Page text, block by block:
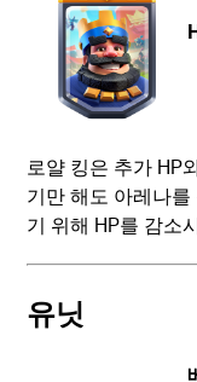
로얄 킹은 추가 HP
기만 해도 아레나
기 위해 HP를 감소
유닛